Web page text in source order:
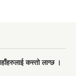
कस्तो लाग्छ ।